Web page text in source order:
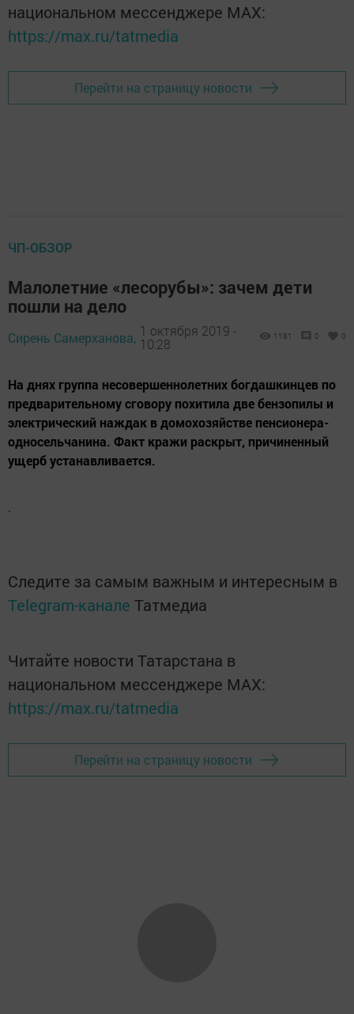
национальном мессенджере MАХ:
https://max.ru/tatmedia
Перейти на страницу новости
ЧП-ОБЗОР
Малолетние «лесорубы»: зачем дети
пошли на дело
Сирень Самерханова, 1 октября 2019 -
10:28
1181 0 0
На днях группа несовершеннолетних богдашкинцев по
предварительному сговору похитила две бензопилы и
электрический наждак в домохозяйстве пенсионера-
односельчанина. Факт кражи раскрыт, причиненный
ущерб устанавливается.
.
Следите за самым важным и интересным в
Telegram-канале Татмедиа
Читайте новости Татарстана в
национальном мессенджере MАХ:
https://max.ru/tatmedia
Перейти на страницу новости